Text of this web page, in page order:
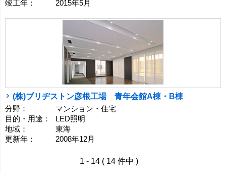
竣工年：
2015年5月
(株)ブリヂストン彦根工場 青年会館A棟・B棟
分野：
マンション・住宅
目的・用途：
LED照明
地域：
東海
更新年：
2008年12月
1 - 14 ( 14 件中 )